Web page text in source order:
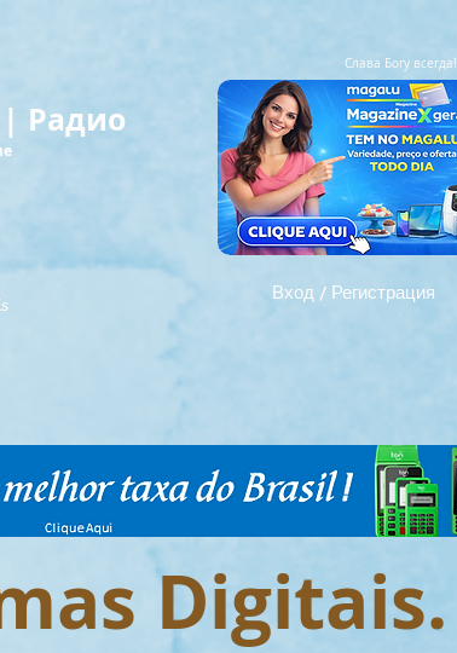
| Радио
Слава Богу всегда!
Вход / Регистрация
Digitais.